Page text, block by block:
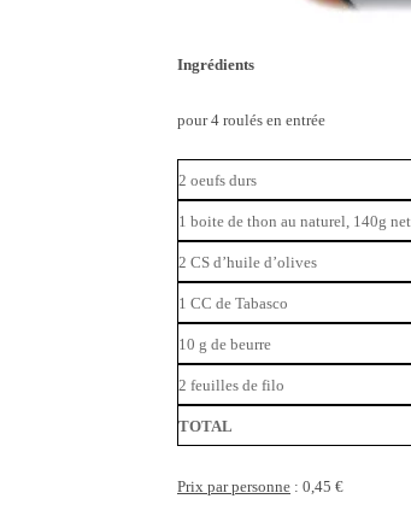
Ingrédients
pour 4 roulés en entrée
2 oeufs durs
1 boite de thon au naturel, 140g
2 CS d’huile d’olives
1 CC de Tabasco
10 g de beurre
2 feuilles de filo
TOTAL
Prix par personne : 0,45 €